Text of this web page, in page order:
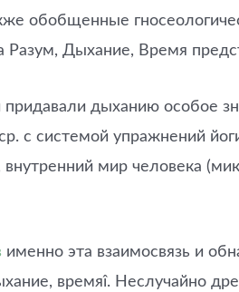
обобщенные
Разум, Дыхание, Время
дыханию особое
с системой упражнений
мир человека
именно эта взаимосвязь и
времяî. Неслучайно